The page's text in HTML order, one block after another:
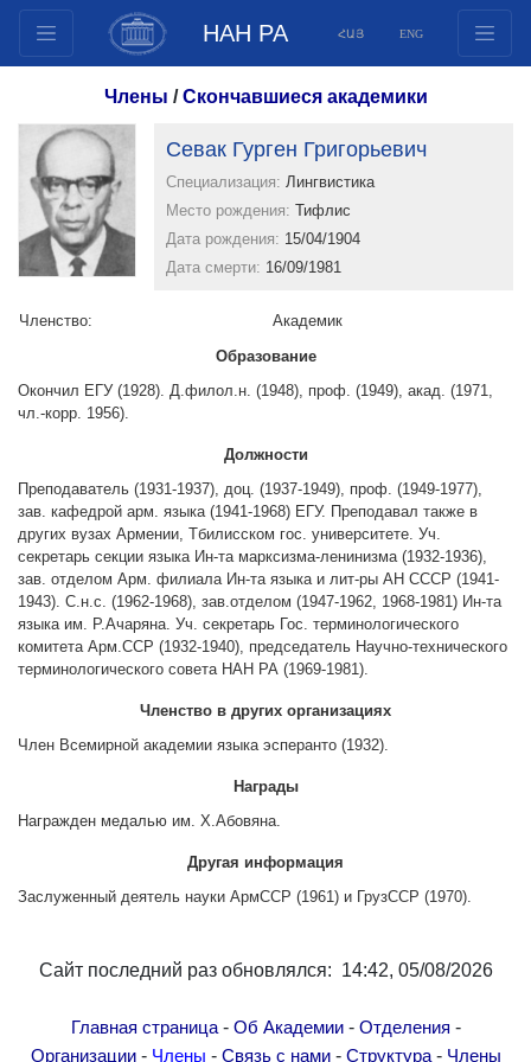
НАН РА ՀԱՅ ENG
Документы
Инновационные предложения
Публикации
Фонды
Конкурсы
Международное сотрудничество
Молодежные программы
Веб ресурсы
Другие академии
Газета "Гитутюн"
Журнал "В мире науки"
Публикации в прессе
Университеты
Научные результаты
Трибуна молодого ученого
Объявления
Члены /Скончавшиеся академики
Севак Гурген Григорьевич
Специализация: Лингвистика
Место рождения: Тифлис
Дата рождения: 15/04/1904
Дата смерти: 16/09/1981
Членство:
Aкадемик
Образование
Окончил ЕГУ (1928). Д.филол.н. (1948), проф. (1949), акад. (1971,
чл.-корр. 1956).
Должности
Преподаватель (1931-1937), доц. (1937-1949), проф. (1949-1977),
зав. кафедрой арм. языка (1941-1968) ЕГУ. Преподавал также в
других вузах Армении, Тбилисском гос. университете. Уч.
секретарь секции языка Ин-та марксизма-ленинизма (1932-1936),
зав. отделом Арм. филиала Ин-та языка и лит-ры АН СССР (1941-
1943). С.н.с. (1962-1968), зав.отделом (1947-1962, 1968-1981) Ин-та
языка им. Р.Ачаряна. Уч. секретарь Гос. терминологического
комитета Арм.ССР (1932-1940), председатель Научно-технического
терминологического совета НАН РА (1969-1981).
Членство в других организациях
Член Всемирной академии языка эсперанто (1932).
Награды
Награжден медалью им. Х.Абовяна.
Другая информация
Заслуженный деятель науки АрмССР (1961) и ГрузССР (1970).
Сайт последний раз обновлялся: 14:42, 05/08/2026
Главная страница- Об Академии- Отделения -
Организации- Члены - Связь с нами- Структура- Члены